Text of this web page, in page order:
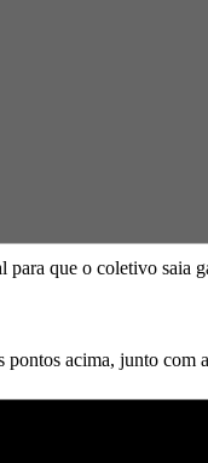
para que o coletivo saia
acima, junto com